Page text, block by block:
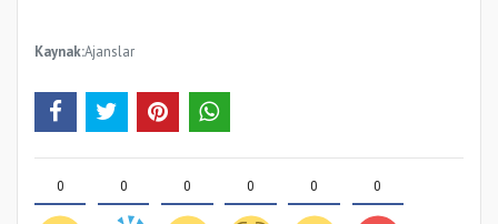
Kaynak:Ajanslar
0 0 0 0 0 0